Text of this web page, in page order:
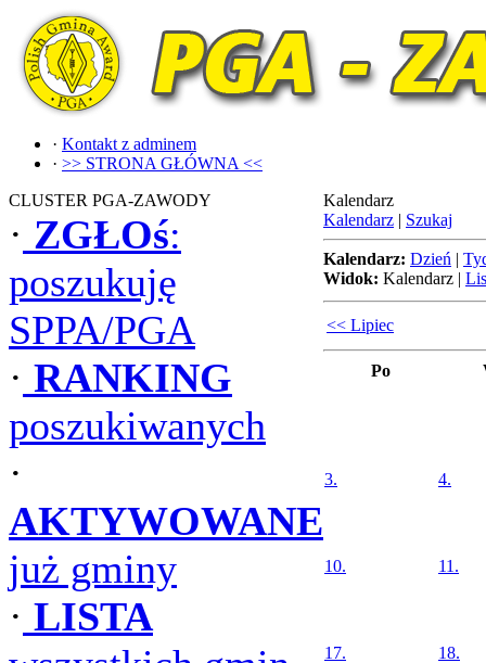
· Kontakt z adminem
· >> STRONA GŁÓWNA <<
CLUSTER PGA-ZAWODY
· ZGŁOś:
poszukuję
SPPA/PGA
· RANKING
poszukiwanych
·
AKTYWOWANE
już gminy
· LISTA
Kalendarz
Kalendarz | Szukaj
Kalendarz: Dzień |
Widok: Kalendarz |
<< Lipiec
Po
3. 4.
10. 11.
17. 18.